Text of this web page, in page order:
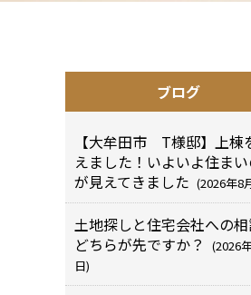
ブログ
【大牟田市 T様邸】上棟
えました！いよいよ住ま
が見えてきました (2026年8
土地探しと住宅会社への相
どちらが先ですか？
(2026
日)